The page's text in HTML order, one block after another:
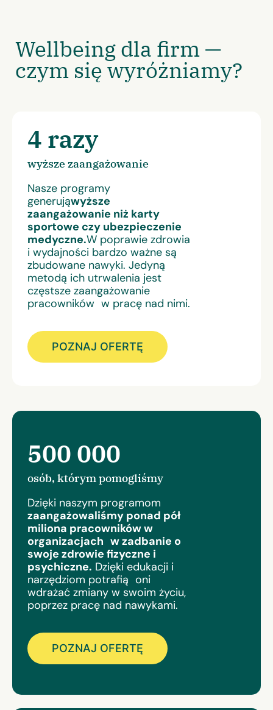
Wellbeing dla firm —
czym się wyróżniamy?
4 razy
wyższe zaangażowanie
Nasze programy
generująwyższe
zaangażowanie niż karty
sportowe czy ubezpieczenie
medyczne.W poprawie zdrowia
i wydajności bardzo ważne są
zbudowane nawyki. Jedyną
metodą ich utrwalenia jest
częstsze zaangażowanie
pracowników w pracę nad nimi.
POZNAJ OFERTĘ
500 000
osób, którym pomogliśmy
Dzięki naszym programom
zaangażowaliśmy ponad pół
miliona pracowników w
organizacjach w zadbanie o
swoje zdrowie fizyczne i
psychiczne. Dzięki edukacji i
narzędziom potrafią oni
wdrażać zmiany w swoim życiu,
poprzez pracę nad nawykami.
POZNAJ OFERTĘ